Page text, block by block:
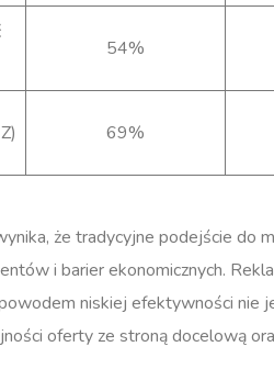
54%
69%
że tradycyjne podejście do
i barier ekonomicznych.
niskiej efektywności nie
oferty ze stroną docelową